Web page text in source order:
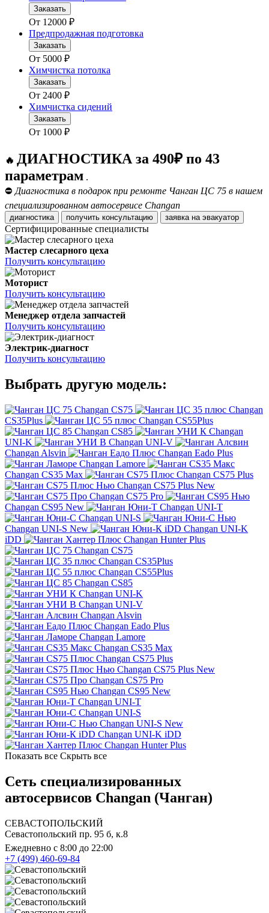
Заказать
От 12000 ₽
Предпродажная подготовка
Заказать
От 5000 ₽
Химчистка потолка
Заказать
От 2400 ₽
Химчистка сидений
Заказать
От 1000 ₽
🔥 ДИАГНОСТИКА за 490₽ по 43
параметрам .
⛔ Диагностика в подарок при ремонте Чанган ЦС 75 в нашем
специализированном автосервисе Changan
диагностика получить консультацию заявка на эвакуатор
Сертифицированные специалисты
Мастер слесарного цеха
Получить консультацию
Моторист
Получить консультацию
Менеджер отдела запчастей
Получить консультацию
Электрик-диагност
Получить консультацию
Выбрать другую модель:
Changan CS75
Changan
CS35Plus
Changan CS55Plus
Changan CS85
Changan
UNI-K
Changan UNI-V
Changan Alsvin
Changan Eado Plus
Changan Lamore
Changan CS35 Max
Changan CS75 Plus
Changan CS75 Plus New
Changan CS75 Pro
Changan CS95 New
Changan UNI-T
Changan UNI-S
Changan UNI-S New
Changan UNI-K
iDD
Changan Hunter Plus
Changan CS75
Changan CS35Plus
Changan CS55Plus
Changan CS85
Changan UNI-K
Changan UNI-V
Changan Alsvin
Changan Eado Plus
Changan Lamore
Changan CS35 Max
Changan CS75 Plus
Changan CS75 Plus New
Changan CS75 Pro
Changan CS95 New
Changan UNI-T
Changan UNI-S
Changan UNI-S New
Changan UNI-K iDD
Changan Hunter Plus
Показать все Скрыть все
Сеть специализированных
автосервисов Changan (Чанган)
СЕВАСТОПОЛЬСКИЙ
Севастопольский пр. 95 б, к.8
Ежедневно с 8:00 до 22:00
+7 (499) 460-69-84